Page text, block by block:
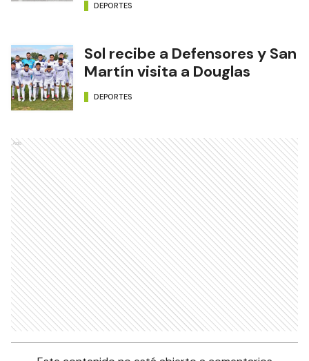
DEPORTES
Sol recibe a Defensores y San
Martín visita a Douglas
DEPORTES
Ads